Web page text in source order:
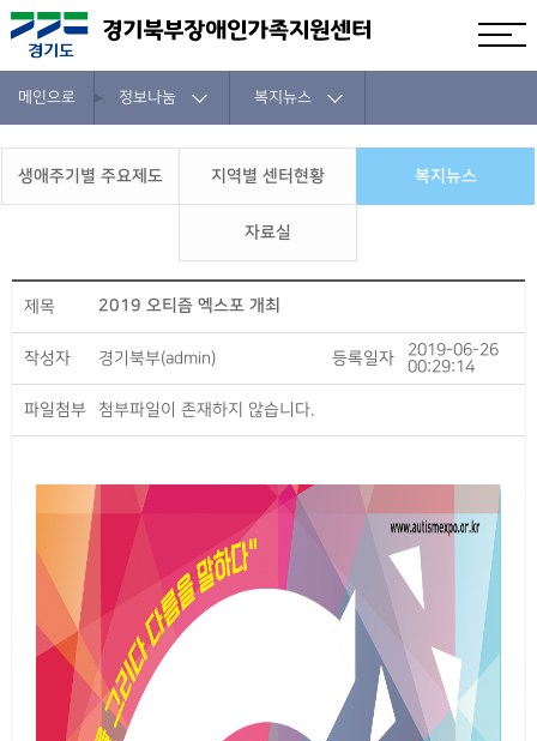
메인으로 정보나눔 복지뉴스
생애주기별 주요제도 지역별 센터현황 복지뉴스
자료실
제목 2019 오티즘 엑스포 개최
작성자 경기북부(admin) 등록일자
2019-06-26
00:29:14
파일첨부 첨부파일이 존재하지 않습니다.